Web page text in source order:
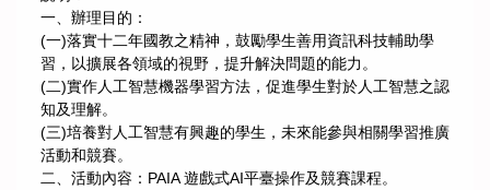
一、辦理目的：
(一)落實十二年國教之精神，鼓勵學生善用資訊科技輔助學
習，以擴展各領域的視野，提升解決問題的能力。
(二)實作人工智慧機器學習方法，促進學生對於人工智慧之認
知及理解。
(三)培養對人工智慧有興趣的學生，未來能參與相關學習推廣
活動和競賽。
二、活動內容：PAIA 遊戲式AI平臺操作及競賽課程。